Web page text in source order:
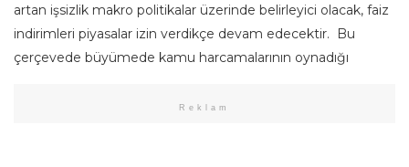
artan işsizlik makro politikalar üzerinde belirleyici olacak, faiz
indirimleri piyasalar izin verdikçe devam edecektir. Bu
çerçevede büyümede kamu harcamalarının oynadığı
Reklam